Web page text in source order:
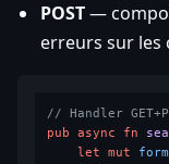
POST—
erreurs sur les
// Handler
pub
async fn
let
mut form